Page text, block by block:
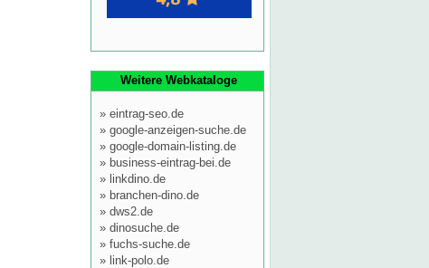
Weitere Webkataloge
» eintrag-seo.de
» google-anzeigen-suche.de
» google-domain-listing.de
» business-eintrag-bei.de
» linkdino.de
» branchen-dino.de
» dws2.de
» dinosuche.de
» fuchs-suche.de
» link-polo.de